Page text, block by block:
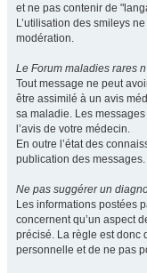
et ne pas contenir de
L’utilisation des smileys
modération.
Le Forum maladies rares
Tout message ne peut
être assimilé à un avis
sa maladie. Les
l’avis de votre médecin.
En outre l’état des
publication des messages.
Ne pas suggérer un
Les informations postées
concernent qu’un aspect
précisé. La règle est donc
personnelle et de ne pas